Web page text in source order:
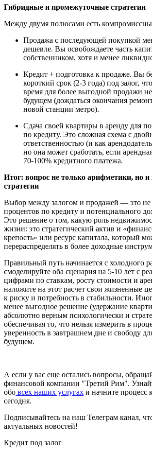
Гибридные и промежуточные стратегии
Между двумя полюсами есть
Продажа с последующей покупкой
дешевле. Вы освобождаете часть
собственником, хотя и менее
Кредит + подготовка к продаже. Вы
короткий срок (2-3 года) под залог,
время для более выгодной продажи
будущем (дождаться окончания
новой станции метро).
Сдача своей квартиры в аренду для
по кредиту. Это сложная схема с
ответственностью (и как
но она может сработать, если
70-100% кредитного платежа.
Итог: вопрос не только арифметики, но и
стратегии
Выбор между залогом и продажей — это не
процентов по кредиту и потенциального
Это решение о том, какую роль
жизни: это стратегический актив и
крепость» или ресурс капитала, который
перераспределять в более доходные
Правильный путь начинается с холодного
смоделируйте оба сценария на 5-10 лет с
цифрами по ставкам, росту стоимости и
наложите на этот расчет свои жизненные
к риску и потребность в стабильности.
менее выгодное решение (удержание
абсолютно верным психологически и
обеспечивая то, что нельзя измерить в
уверенность в завтрашнем дне и свободу
будущем.
А если у вас еще остались вопросы,
финансовой компании "Третий Рим".
обо всех наших услугах и начните процесс
сегодня.
Подписывайтесь на наш Телеграм канал,
актуальных новостей!
Кредит под залог